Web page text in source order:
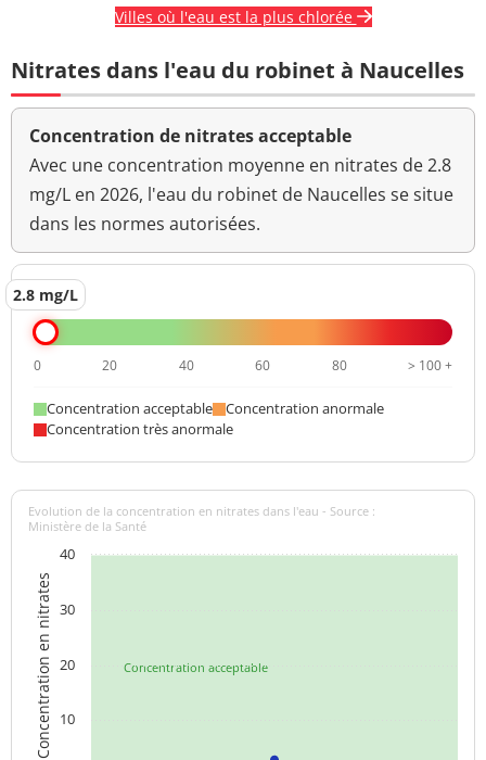
Villes où l'eau est la plus chlorée
Nitrates dans l'eau du robinet à Naucelles
Concentration de nitrates acceptable
Avec une concentration moyenne en nitrates de 2.8
mg/L en 2026, l'eau du robinet de Naucelles se situe
dans les normes autorisées.
2.8 mg/L
0 20 40 60 80 > 100 +
Concentration acceptable
Concentration anormale
Concentration très anormale
Concentration acceptable
Concentration en nitrates
Evolution de la concentration en nitrates dans l'eau - Source :
Ministère de la Santé
10
20
30
40